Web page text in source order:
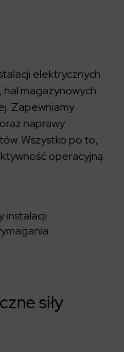
elektrycznych
hal magazynowych
Zapewniamy
naprawy
Wszystko po to,
operacyjną.
instalacji
siły